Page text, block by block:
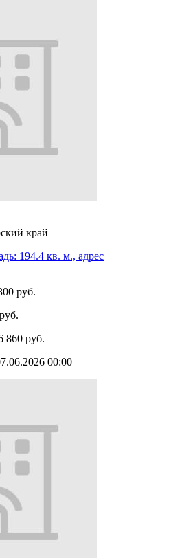
край
194.4 кв. м., адрес
руб.
860 руб.
00:00